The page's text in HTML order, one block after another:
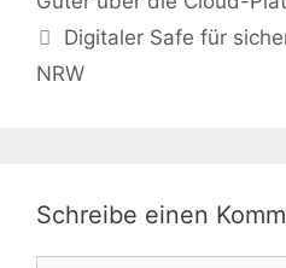
Digitaler Safe für
NRW
Schreibe einen